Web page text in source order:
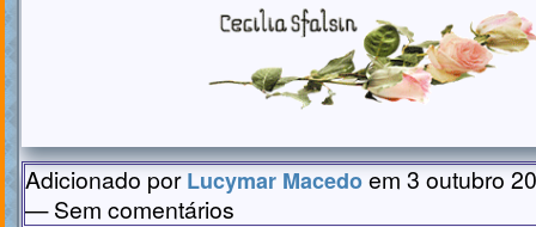
Adicionado porLucymar Macedoem 3 outubro
— Sem comentários